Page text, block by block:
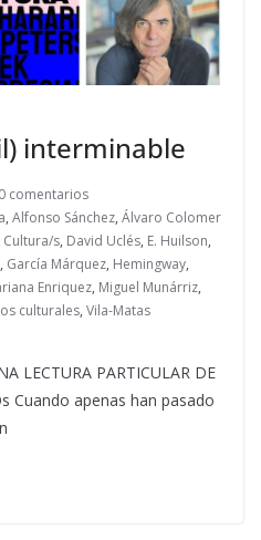
interminable
0 comentarios
, Alfonso Sánchez, Álvaro Colomer
Cultura/s, David Uclés, E. Huilson,
, García Márquez, Hemingway,
Enriquez, Miguel Munárriz,
culturales, Vila-Matas
LECTURA PARTICULAR DE
Cuando apenas han pasado